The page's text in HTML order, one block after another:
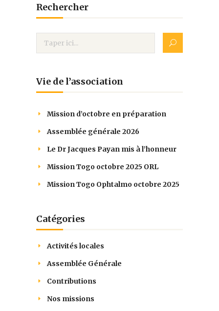
Rechercher
Vie de l’association
Mission d’octobre en préparation
Assemblée générale 2026
Le Dr Jacques Payan mis à l’honneur
Mission Togo octobre 2025 ORL
Mission Togo Ophtalmo octobre 2025
Catégories
Activités locales
Assemblée Générale
Contributions
Nos missions